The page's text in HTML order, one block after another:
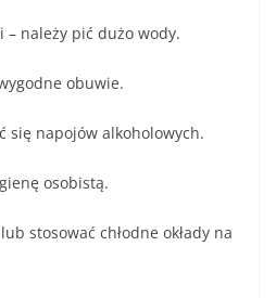
– należy pić dużo wody.
obuwie.
się napojów alkoholowych.
osobistą.
stosować chłodne okłady na